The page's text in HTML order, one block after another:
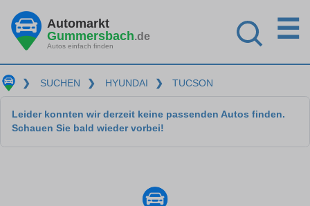
Automarkt
Gummersbach.de
Autos einfach finden
☰
❯ SUCHEN ❯ HYUNDAI ❯ TUCSON
Leider konnten wir derzeit keine passenden Autos finden.
Schauen Sie bald wieder vorbei!